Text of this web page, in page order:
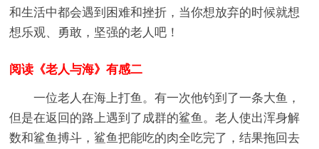
和生活中都会遇到困难和挫折，当你想放弃的时候就想
想乐观、勇敢，坚强的老人吧！
阅读《老人与海》有感二
一位老人在海上打鱼。有一次他钓到了一条大鱼，
但是在返回的路上遇到了成群的鲨鱼。老人使出浑身解
数和鲨鱼搏斗，鲨鱼把能吃的肉全吃完了，结果拖回去